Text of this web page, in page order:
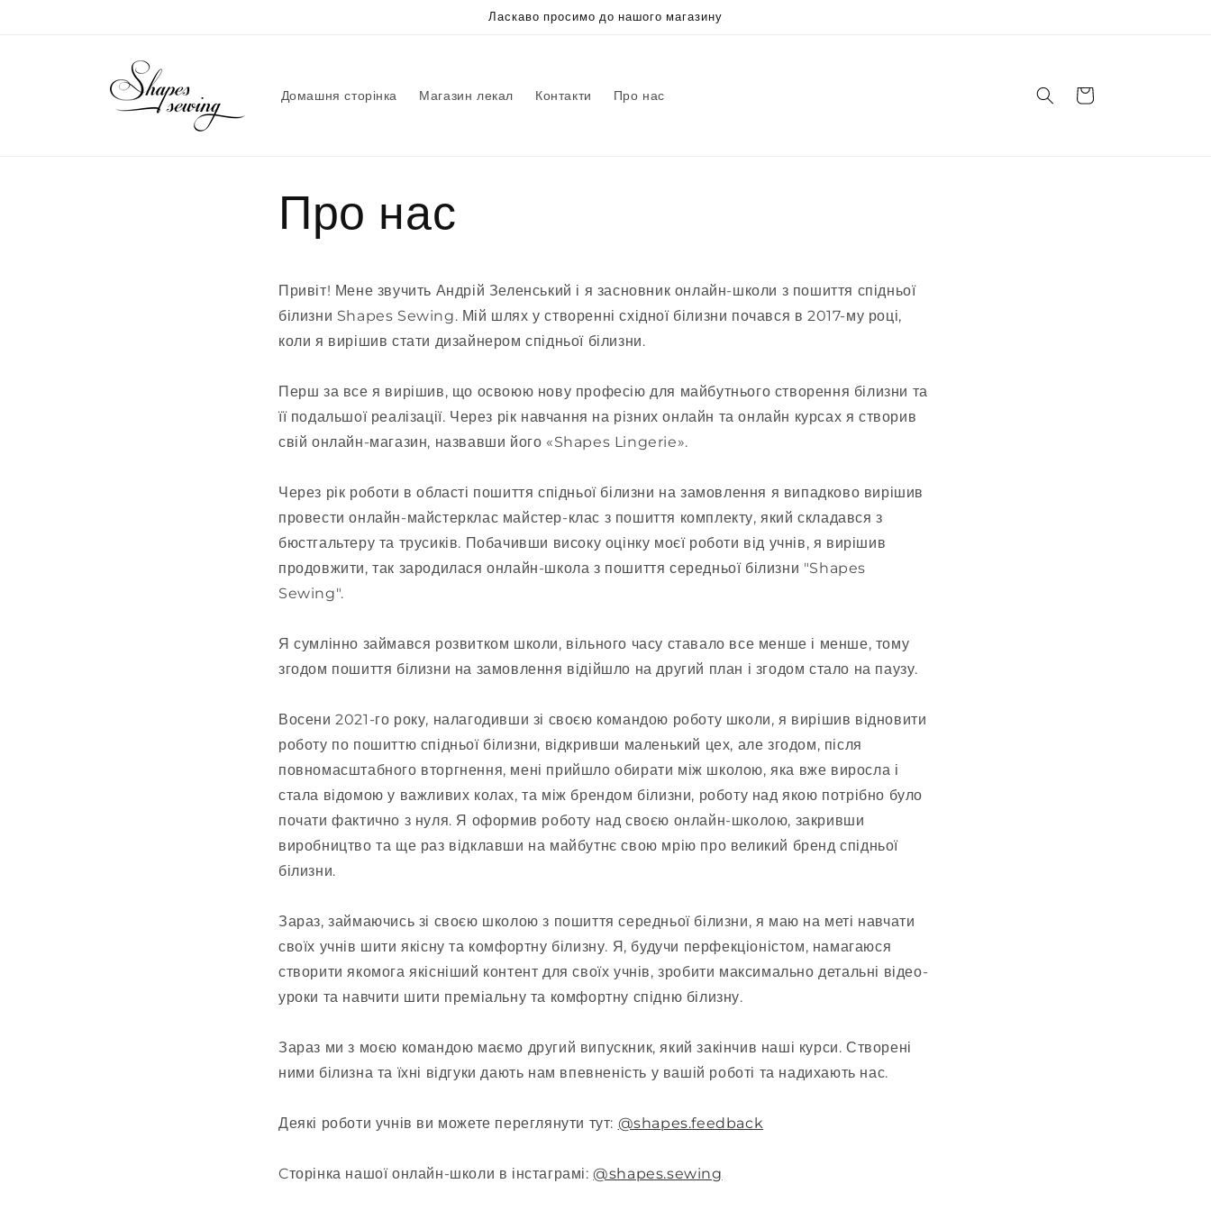
Ласкаво просимо до нашого магазину
Домашня сторінка Магазин лекал Контакти Про нас кошик
Про нас
Привіт! Мене звучить Андрій Зеленський і я засновник онлайн-школи з пошиття спідньої
білизни Shapes Sewing. Мій шлях у створенні східної білизни почався в 2017-му році,
коли я вирішив стати дизайнером спідньої білизни.
Перш за все я вирішив, що освоюю нову професію для майбутнього створення білизни та
її подальшої реалізації. Через рік навчання на різних онлайн та онлайн курсах я створив
свій онлайн-магазин, назвавши його «Shapes Lingerie».
Через рік роботи в області пошиття спідньої білизни на замовлення я випадково вирішив
провести онлайн-майстерклас майстер-клас з пошиття комплекту, який складався з
бюстгальтеру та трусиків. Побачивши високу оцінку моєї роботи від учнів, я вирішив
продовжити, так зародилася онлайн-школа з пошиття середньої білизни "Shapes
Sewing".
Я сумлінно займався розвитком школи, вільного часу ставало все менше і менше, тому
згодом пошиття білизни на замовлення відійшло на другий план і згодом стало на паузу.
Восени 2021-го року, налагодивши зі своєю командою роботу школи, я вирішив відновити
роботу по пошиттю спідньої білизни, відкривши маленький цех, але згодом, після
повномасштабного вторгнення, мені прийшло обирати між школою, яка вже виросла і
стала відомою у важливих колах, та між брендом білизни, роботу над якою потрібно було
почати фактично з нуля. Я оформив роботу над своєю онлайн-школою, закривши
виробництво та ще раз відклавши на майбутнє свою мрію про великий бренд спідньої
білизни.
Зараз, займаючись зі своєю школою з пошиття середньої білизни, я маю на меті навчати
своїх учнів шити якісну та комфортну білизну. Я, будучи перфекціоністом, намагаюся
створити якомога якісніший контент для своїх учнів, зробити максимально детальні відео-
уроки та навчити шити преміальну та комфортну спідню білизну.
Зараз ми з моєю командою маємо другий випускник, який закінчив наші курси. Створені
ними білизна та їхні відгуки дають нам впевненість у вашій роботі та надихають нас.
Деякі роботи учнів ви можете переглянути тут: @shapes.feedback
Cторінка нашої онлайн-школи в інстаграмі:@shapes.sewing